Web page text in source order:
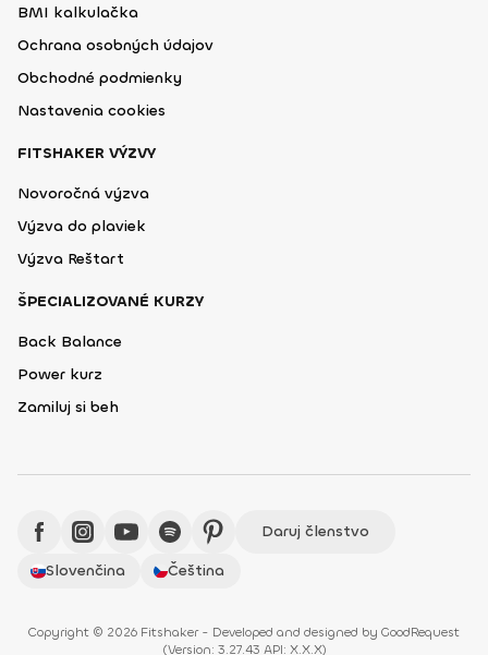
BMI kalkulačka
Ochrana osobných údajov
Obchodné podmienky
Nastavenia cookies
FITSHAKER VÝZVY
Novoročná výzva
Výzva do plaviek
Výzva Reštart
ŠPECIALIZOVANÉ KURZY
Back Balance
Power kurz
Zamiluj si beh
Daruj členstvo
Slovenčina
Čeština
Copyright © 2026 Fitshaker - Developed and designed by GoodRequest
(Version: 3.27.43 API: X.X.X)